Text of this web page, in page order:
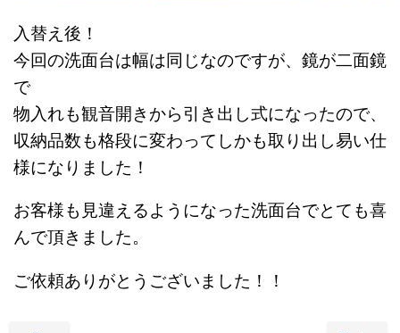
入替え後！
今回の洗面台は幅は同じなのですが、鏡が二面鏡
で
物入れも観音開きから引き出し式になったので、
収納品数も格段に変わってしかも取り出し易い仕
様になりました！
お客様も見違えるようになった洗面台でとても喜
んで頂きました。
ご依頼ありがとうございました！！